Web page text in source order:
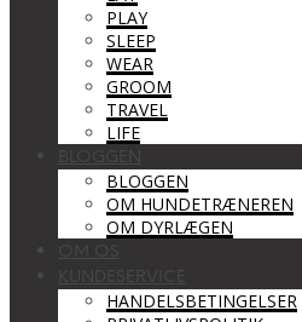
PLAY
SLEEP
WEAR
GROOM
TRAVEL
LIFE
BLOGGEN
OM HUNDETRÆNEREN
OM DYRLÆGEN
HANDELSBETINGELSER